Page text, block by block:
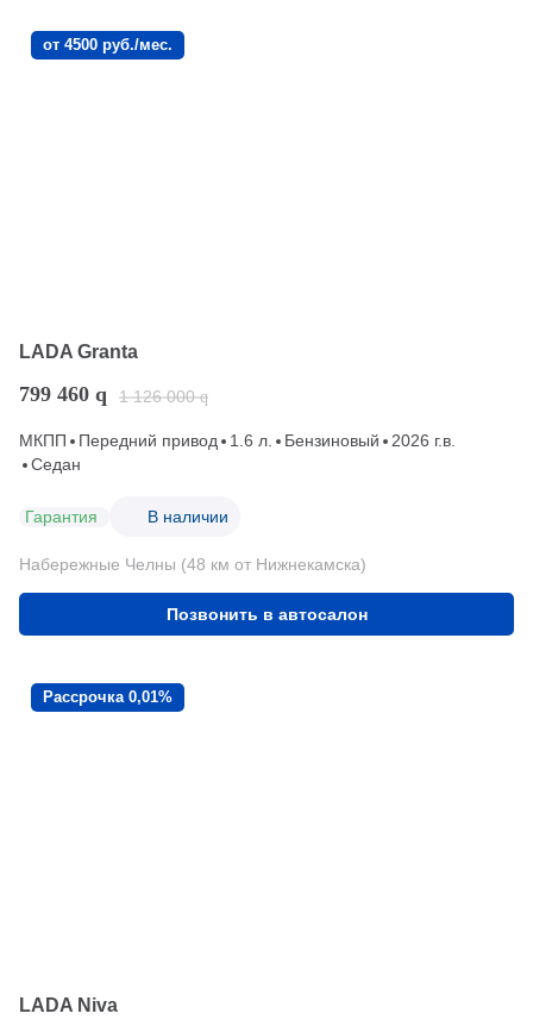
от 4500 руб./мес.
LADA Granta
799 460 q 1 126 000 q
МКПП Передний привод 1.6 л. Бензиновый
2026 г.в.
Седан
Гарантия В наличии
Набережные Челны (48 км от Нижнекамска)
Позвонить в автосалон
Рассрочка 0,01%
LADA Niva